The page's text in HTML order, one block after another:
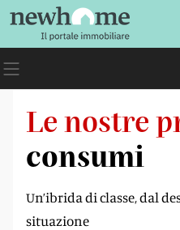
Le nostre
consumi
Un’ibrida di classe, dal
situazione